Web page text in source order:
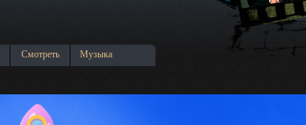
Смотреть Музыка